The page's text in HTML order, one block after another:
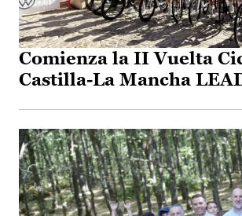
Comienza la II Vuelta
Castilla-La Mancha